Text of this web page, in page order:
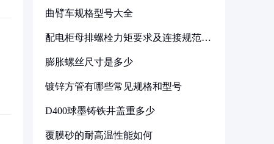
曲臂车规格型号大全
配电柜母排螺栓力矩要求及连接规范详
膨胀螺丝尺寸是多少
镀锌方管有哪些常见规格和型号
D400球墨铸铁井盖重多少
覆膜砂的耐高温性能如何